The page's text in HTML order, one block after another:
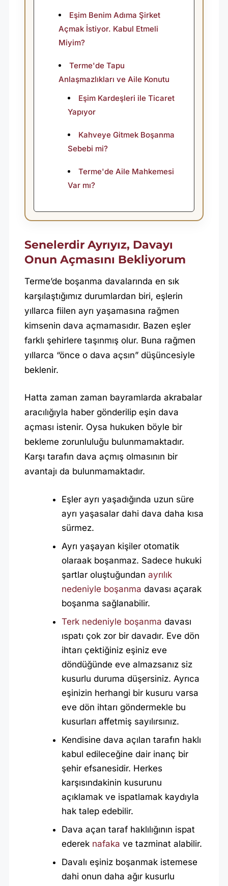
Eşim Benim Adıma Şirket
Açmak İstiyor. Kabul Etmeli
Miyim?
Terme'de Tapu
Anlaşmazlıkları ve Aile Konutu
Eşim Kardeşleri ile Ticaret
Yapıyor
Kahveye Gitmek Boşanma
Sebebi mi?
Terme'de Aile Mahkemesi
Var mı?
Senelerdir Ayrıyız, Davayı
Onun Açmasını Bekliyorum
Terme’de boşanma davalarında en sık
karşılaştığımız durumlardan biri, eşlerin
yıllarca fiilen ayrı yaşamasına rağmen
kimsenin dava açmamasıdır. Bazen eşler
farklı şehirlere taşınmış olur. Buna rağmen
yıllarca “önce o dava açsın” düşüncesiyle
beklenir.
Hatta zaman zaman bayramlarda akrabalar
aracılığıyla haber gönderilip eşin dava
açması istenir. Oysa hukuken böyle bir
bekleme zorunluluğu bulunmamaktadır.
Karşı tarafın dava açmış olmasının bir
avantajı da bulunmamaktadır.
Eşler ayrı yaşadığında uzun süre
ayrı yaşasalar dahi dava daha kısa
sürmez.
Ayrı yaşayan kişiler otomatik
olaraak boşanmaz. Sadece hukuki
şartlar oluştuğundan ayrılık
nedeniyle boşanma davası açarak
boşanma sağlanabilir.
Terk nedeniyle boşanma davası
ıspatı çok zor bir davadır. Eve dön
ihtarı çektiğiniz eşiniz eve
döndüğünde eve almazsanız siz
kusurlu duruma düşersiniz. Ayrıca
eşinizin herhangi bir kusuru varsa
eve dön ihtarı göndermekle bu
kusurları affetmiş sayılırsınız.
Kendisine dava açılan tarafın haklı
kabul edileceğine dair inanç bir
şehir efsanesidir. Herkes
karşısındakinin kusurunu
açıklamak ve ispatlamak kaydıyla
hak talep edebilir.
Dava açan taraf haklılığının ispat
ederek nafaka ve tazminat alabilir.
Davalı eşiniz boşanmak istemese
dahi onun daha ağır kusurlu